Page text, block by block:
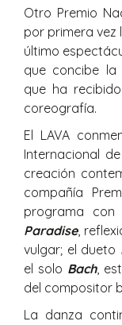
Otro Premio
por primera vez
último
que concibe
que ha
coreografía.
El LAVA
Internacional
creación
compañía
programa con
Paradise,
vulgar; el dueto
el solo Bach,
del compositor
La danza